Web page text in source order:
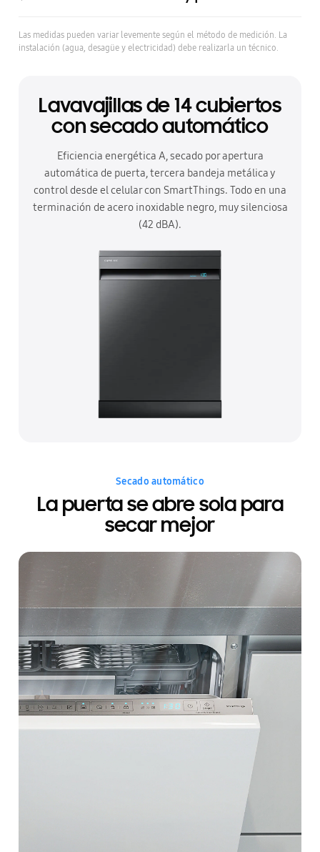
Las medidas pueden variar levemente según el método de medición. La
instalación (agua, desagüe y electricidad) debe realizarla un técnico.
Lavavajillas de 14 cubiertos
con secado automático
Eficiencia energética A, secado por apertura
automática de puerta, tercera bandeja metálica y
control desde el celular con SmartThings. Todo en una
terminación de acero inoxidable negro, muy silenciosa
(42 dBA).
Secado automático
La puerta se abre sola para
secar mejor